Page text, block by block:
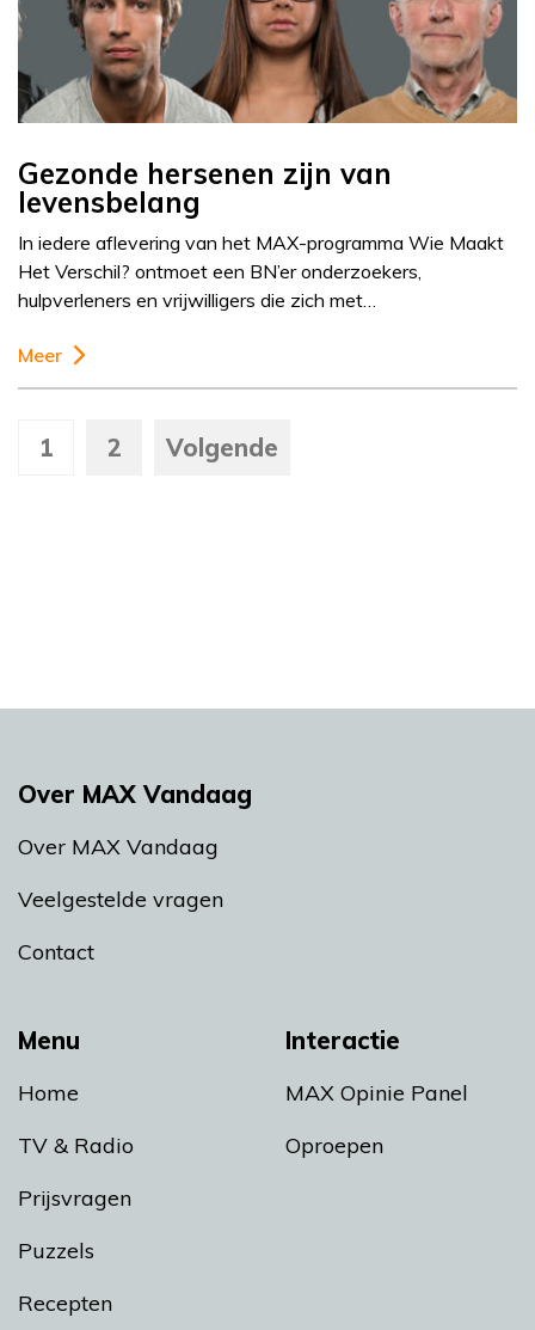
Gezonde hersenen zijn van
levensbelang
In iedere aflevering van het MAX-programma Wie Maakt
Het Verschil? ontmoet een BN’er onderzoekers,
hulpverleners en vrijwilligers die zich met…
Meer
1 2 Volgende
Menu
Home
TV & Radio
Prijsvragen
Puzzels
Recepten
Interactie
MAX Opinie Panel
Oproepen
Over MAX Vandaag
Over MAX Vandaag
Veelgestelde vragen
Contact